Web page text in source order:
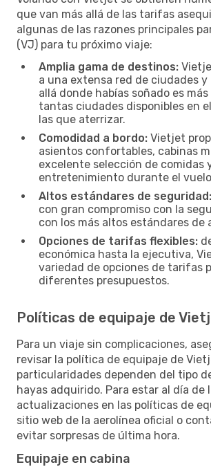
que van más allá de las tarifas
algunas de las razones principales
(VJ) para tu próximo viaje:
Amplia gama de destinos:
a una extensa red de ciudades y
allá donde habías soñado es
tantas ciudades disponibles en
las que aterrizar.
Comodidad a bordo: Vietjet
asientos confortables, cabinas
excelente selección de comidas
entretenimiento durante el
Altos estándares de seguridad:
con gran compromiso con la
con los más altos estándares de
Opciones de tarifas flexibles:
económica hasta la ejecutiva,
variedad de opciones de tarifas
diferentes presupuestos.
Políticas de equipaje de
Para un viaje sin complicaciones,
revisar la política de equipaje de
particularidades dependen del tipo
hayas adquirido. Para estar al día de
actualizaciones en las políticas de
sitio web de la aerolínea oficial o
evitar sorpresas de última hora.
Equipaje en cabina